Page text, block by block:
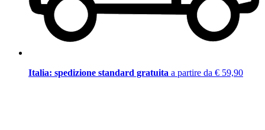
Italia: spedizione standard gratuita a partire da € 59,90